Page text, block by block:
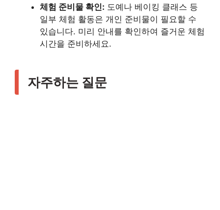
체험 준비물 확인: 도예나 베이킹 클래스 등
일부 체험 활동은 개인 준비물이 필요할 수
있습니다. 미리 안내를 확인하여 즐거운 체험
시간을 준비하세요.
자주하는 질문